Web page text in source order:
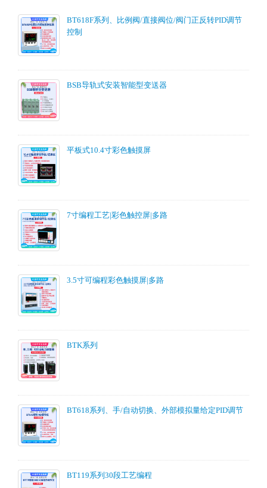
BT618F系列、比例阀/直接阀位/阀门正反转PID调节
控制
BSB导轨式安装智能型变送器
平板式10.4寸彩色触摸屏
7寸编程工艺|彩色触控屏|多路
3.5寸可编程彩色触摸屏|多路
BTK系列
BT618系列、手/自动切换、外部模拟量给定PID调节
BT119系列30段工艺编程